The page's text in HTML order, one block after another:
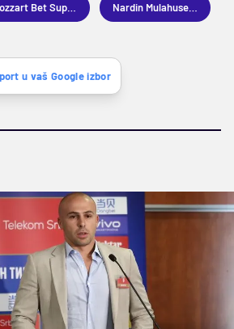
Mozzart Bet Superliga Nardin Mulahusejnović
u vaš Google izbor